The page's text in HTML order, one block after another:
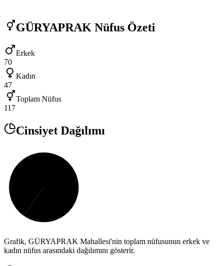
GÜRYAPRAK Nüfus Özeti
Erkek
70
Kadın
47
Toplam Nüfus
117
Cinsiyet Dağılımı
Grafik, GÜRYAPRAK Mahallesi'nin toplam nüfusunun erkek ve
kadın nüfus arasındaki dağılımını gösterir.